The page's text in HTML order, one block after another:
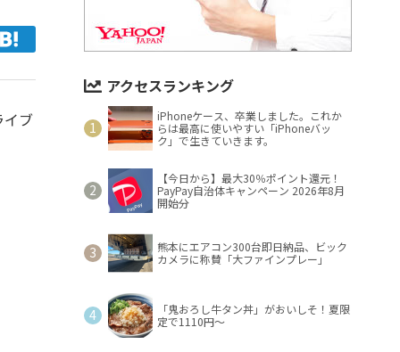
イブ
アクセスランキング
iPhoneケース、卒業しました。これか
らは最高に使いやすい「iPhoneバッ
ク」で生きていきます。
【今日から】最大30％ポイント還元！
PayPay自治体キャンペーン 2026年8月
開始分
熊本にエアコン300台即日納品、ビック
カメラに称賛「大ファインプレー」
「鬼おろし牛タン丼」がおいしそ！夏限
定で1110円～